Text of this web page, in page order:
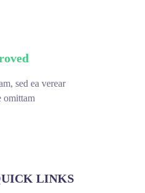
sed ea verear
omittam
LINKS